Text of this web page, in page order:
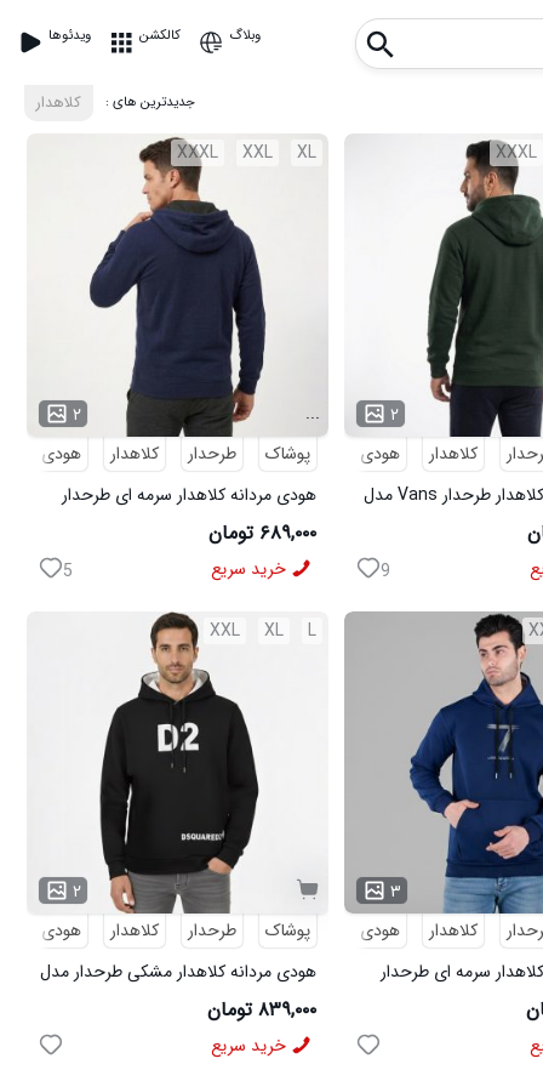
ویدئوها کالکشن وبلاگ
کلاهدار : جدیدترین های
XXXL
۲
کلاهدار هودی
هودی مردانه
هودی مردانه کلاهدار طرحدار Vans مدل
9
XL
XXL
XXXL
۲
...
پوشاک
طرحدار کلاهدار هودی
هودی مردانه کلاهدار سرمه ای طرحدار
Vans مدل 49593
۶۸۹,۰۰۰ تومان
خرید سریع 5
۳
کلاهدار هودی
هودی مردانه
سرمه ای طرحدار
L
XL
XXL
۲
پوشاک
طرحدار کلاهدار هودی
هودی مردانه کلاهدار مشکی طرحدار مدل
49440
۸۳۹,۰۰۰ تومان
خرید سریع